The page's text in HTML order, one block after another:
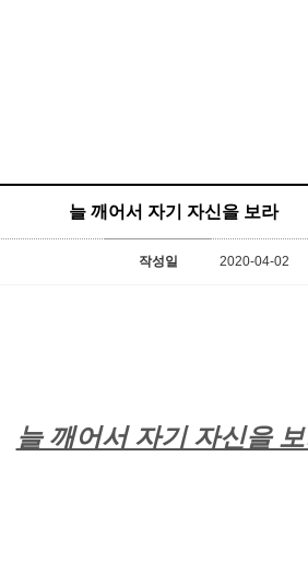
늘 깨어서 자기 자신을 보라
작성일 2020-04-02
늘 깨어서 자기 자신을